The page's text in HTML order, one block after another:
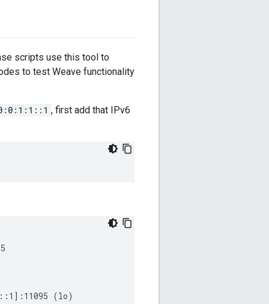
scripts use this tool to
to test Weave functionality
, first add that IPv6
(lo)